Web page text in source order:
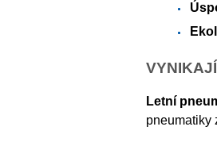
Letní
pneumatiky